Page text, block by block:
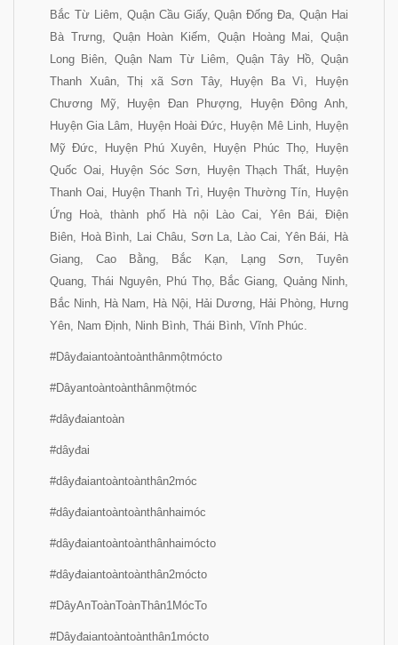
Bắc Từ Liêm, Quận Cầu Giấy, Quận Đống Đa, Quận Hai
Bà Trưng, Quận Hoàn Kiếm, Quận Hoàng Mai, Quận
Long Biên, Quận Nam Từ Liêm, Quận Tây Hồ, Quận
Thanh Xuân, Thị xã Sơn Tây, Huyện Ba Vì, Huyện
Chương Mỹ, Huyện Đan Phượng, Huyện Đông Anh,
Huyện Gia Lâm, Huyện Hoài Đức, Huyện Mê Linh, Huyện
Mỹ Đức, Huyện Phú Xuyên, Huyện Phúc Thọ, Huyện
Quốc Oai, Huyện Sóc Sơn, Huyện Thạch Thất, Huyện
Thanh Oai, Huyện Thanh Trì, Huyện Thường Tín, Huyện
Ứng Hoà, thành phố Hà nội Lào Cai, Yên Bái, Điện
Biên, Hoà Bình, Lai Châu, Sơn La, Lào Cai, Yên Bái, Hà
Giang, Cao Bằng, Bắc Kạn, Lạng Sơn, Tuyên
Quang, Thái Nguyên, Phú Thọ, Bắc Giang, Quảng Ninh,
Bắc Ninh, Hà Nam, Hà Nội, Hải Dương, Hải Phòng, Hưng
Yên, Nam Định, Ninh Bình, Thái Bình, Vĩnh Phúc.
#Dâyđaiantoàntoànthânmộtmócto
#Dâyantoàntoànthânmộtmóc
#dâyđaiantoàn
#dâyđai
#dâyđaiantoàntoànthân2móc
#dâyđaiantoàntoànthânhaimóc
#dâyđaiantoàntoànthânhaimócto
#dâyđaiantoàntoànthân2mócto
#DâyAnToànToànThân1MócTo
#Dâyđaiantoàntoànthân1mócto